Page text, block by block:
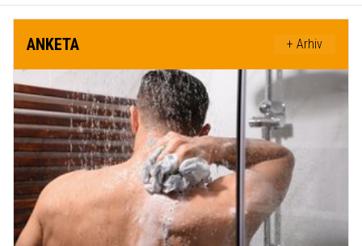
ANKETA + Arhiv